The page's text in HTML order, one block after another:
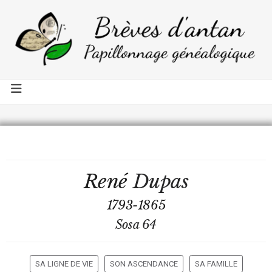
RenéDupas
1793-1865
Sosa 64
SA LIGNE DE VIE SON ASCENDANCE SA FAMILLE